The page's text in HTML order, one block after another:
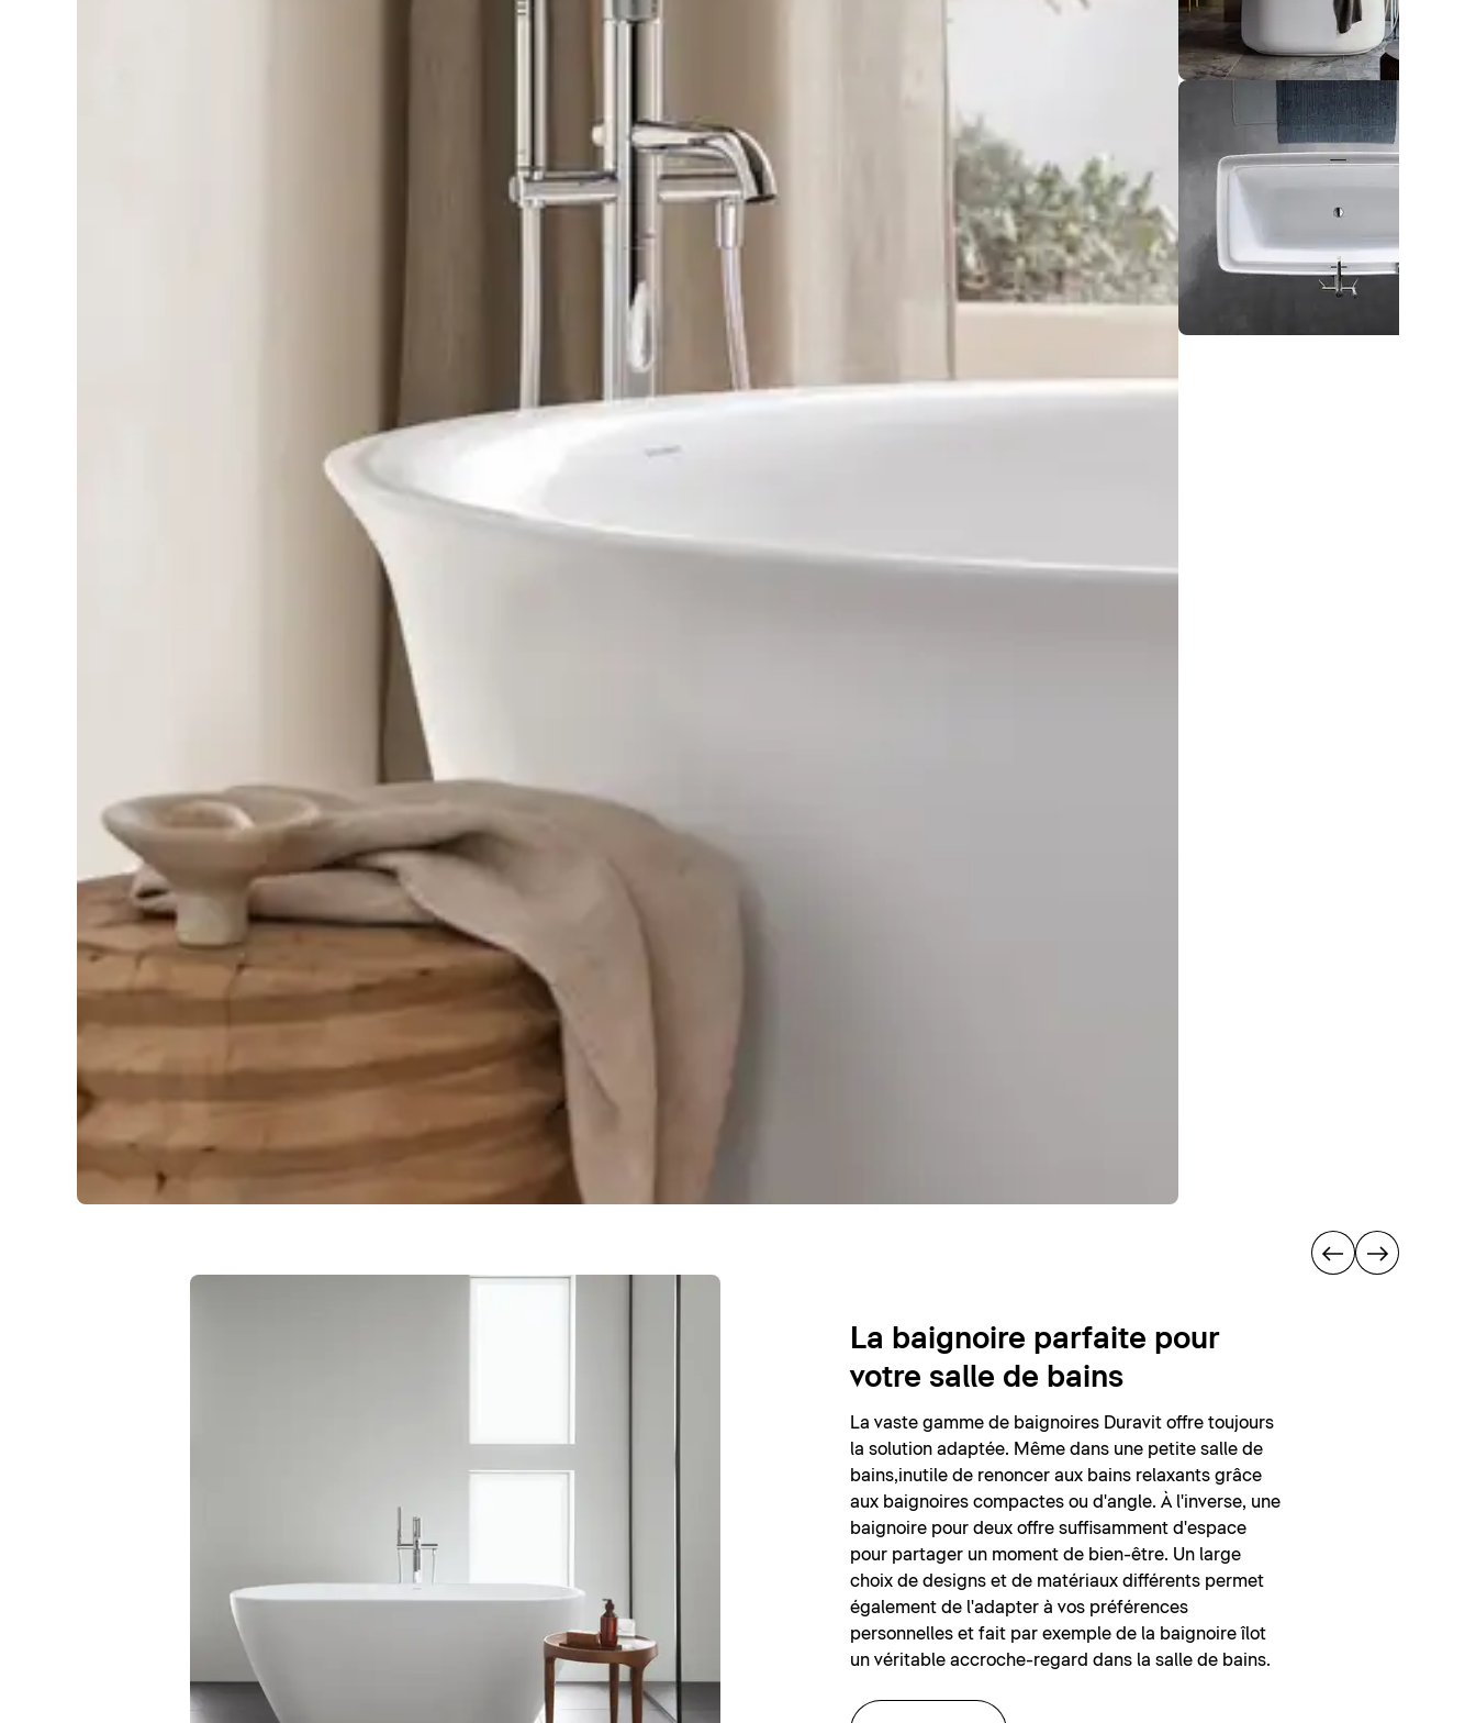
La baignoire parfaite pour
votre salle de bains
La vaste gamme de baignoires Duravit offre toujours
la solution adaptée. Même dans une petite salle de
bains,inutile de renoncer aux bains relaxants grâce
aux baignoires compactes ou d'angle. À l'inverse, une
baignoire pour deux offre suffisamment d'espace
pour partager un moment de bien-être. Un large
choix de designs et de matériaux différents permet
également de l'adapter à vos préférences
personnelles et fait par exemple de la baignoire îlot
un véritable accroche-regard dans la salle de bains.